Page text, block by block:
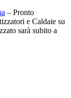
– Pronto
e Caldaie su
sarà subito a